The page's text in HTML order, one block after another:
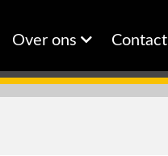
Over ons Contact